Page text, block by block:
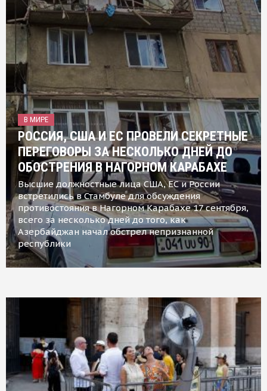
В МИРЕ
РОССИЯ, США И ЕС ПРОВЕЛИ СЕКРЕТНЫЕ
ПЕРЕГОВОРЫ ЗА НЕСКОЛЬКО ДНЕЙ ДО
ОБОСТРЕНИЯ В НАГОРНОМ КАРАБАХЕ
Высшие должностные лица США, ЕС и России
встретились в Стамбуле для обсуждения
противостояния в Нагорном Карабахе 17 сентября,
всего за несколько дней до того, как
Азербайджан начал обстрел непризнанной
республики